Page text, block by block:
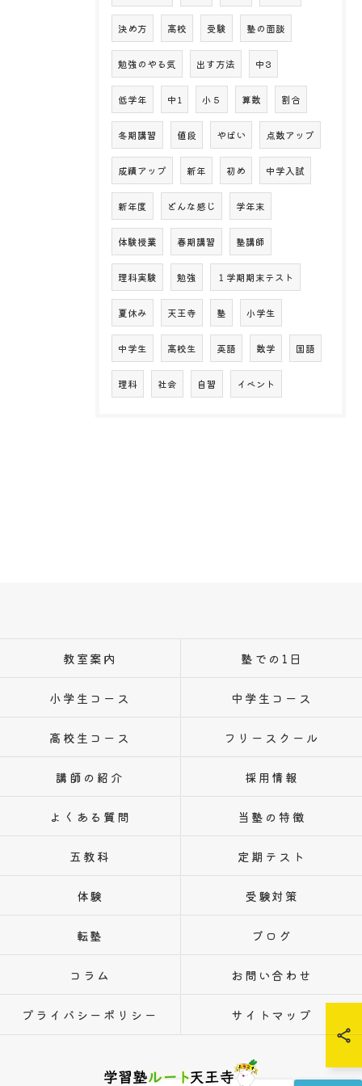
決め方 高校 受験 塾の面談
勉強のやる気 出す方法 中3
低学年 中1 小５ 算数 割合
冬期講習 値段 やばい 点数アップ
成績アップ 新年 初め 中学入試
新年度 どんな感じ 学年末
体験授業 春期講習 塾講師
理科実験 勉強 １学期期末テスト
夏休み 天王寺 塾 小学生
中学生 高校生 英語 数学 国語
理科 社会 自習 イベント
教室案内 塾での1日
小学生コース 中学生コース
高校生コース フリースクール
講師の紹介 採用情報
よくある質問 当塾の特徴
五教科 定期テスト
体験 受験対策
転塾 ブログ
コラム お問い合わせ
プライバシーポリシー サイトマップ